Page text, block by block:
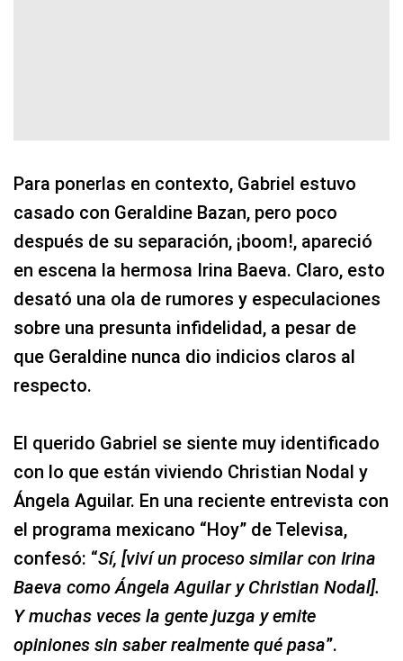
Para ponerlas en contexto, Gabriel estuvo
casado con Geraldine Bazan, pero poco
después de su separación, ¡boom!, apareció
en escena la hermosa Irina Baeva. Claro, esto
desató una ola de rumores y especulaciones
sobre una presunta infidelidad, a pesar de
que Geraldine nunca dio indicios claros al
respecto.
El querido Gabriel se siente muy identificado
con lo que están viviendo Christian Nodal y
Ángela Aguilar. En una reciente entrevista con
el programa mexicano “Hoy” de Televisa,
confesó: “Sí, [viví un proceso similar con Irina
Baeva como Ángela Aguilar y Christian Nodal].
Y muchas veces la gente juzga y emite
opiniones sin saber realmente qué pasa”.